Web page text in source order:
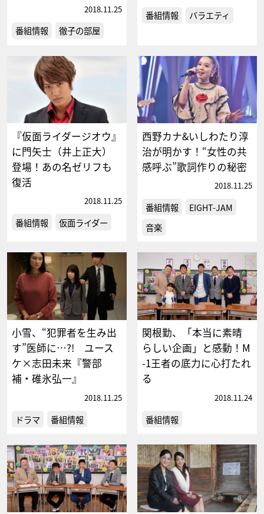
2018.11.25
番組情報 徹子の部屋
番組情報 バラエティ
『仮面ライダージオウ』
に門矢士（井上正大）
登場！あの名ゼリフも
復活
2018.11.25
番組情報 仮面ライダー
西野カナ&いしわたり淳
治が明かす！“女性の共
感呼ぶ”歌詞作りの秘密
2018.11.25
番組情報
EIGHT-JAM
音楽
小雪、“犯罪者を生み出
す”医師に…?! ユース
ケ×志田未来『警部
補・碓氷弘一』
2018.11.25
ドラマ 番組情報
関根勤、「本当に素晴
らしい企画」と感動！M
-1王者の底力に心打たれ
る
2018.11.24
番組情報